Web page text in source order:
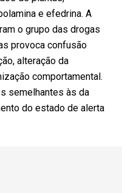
e efedrina. A
o grupo das drogas
provoca confusão
alteração da
comportamental.
semelhantes às da
do estado de alerta